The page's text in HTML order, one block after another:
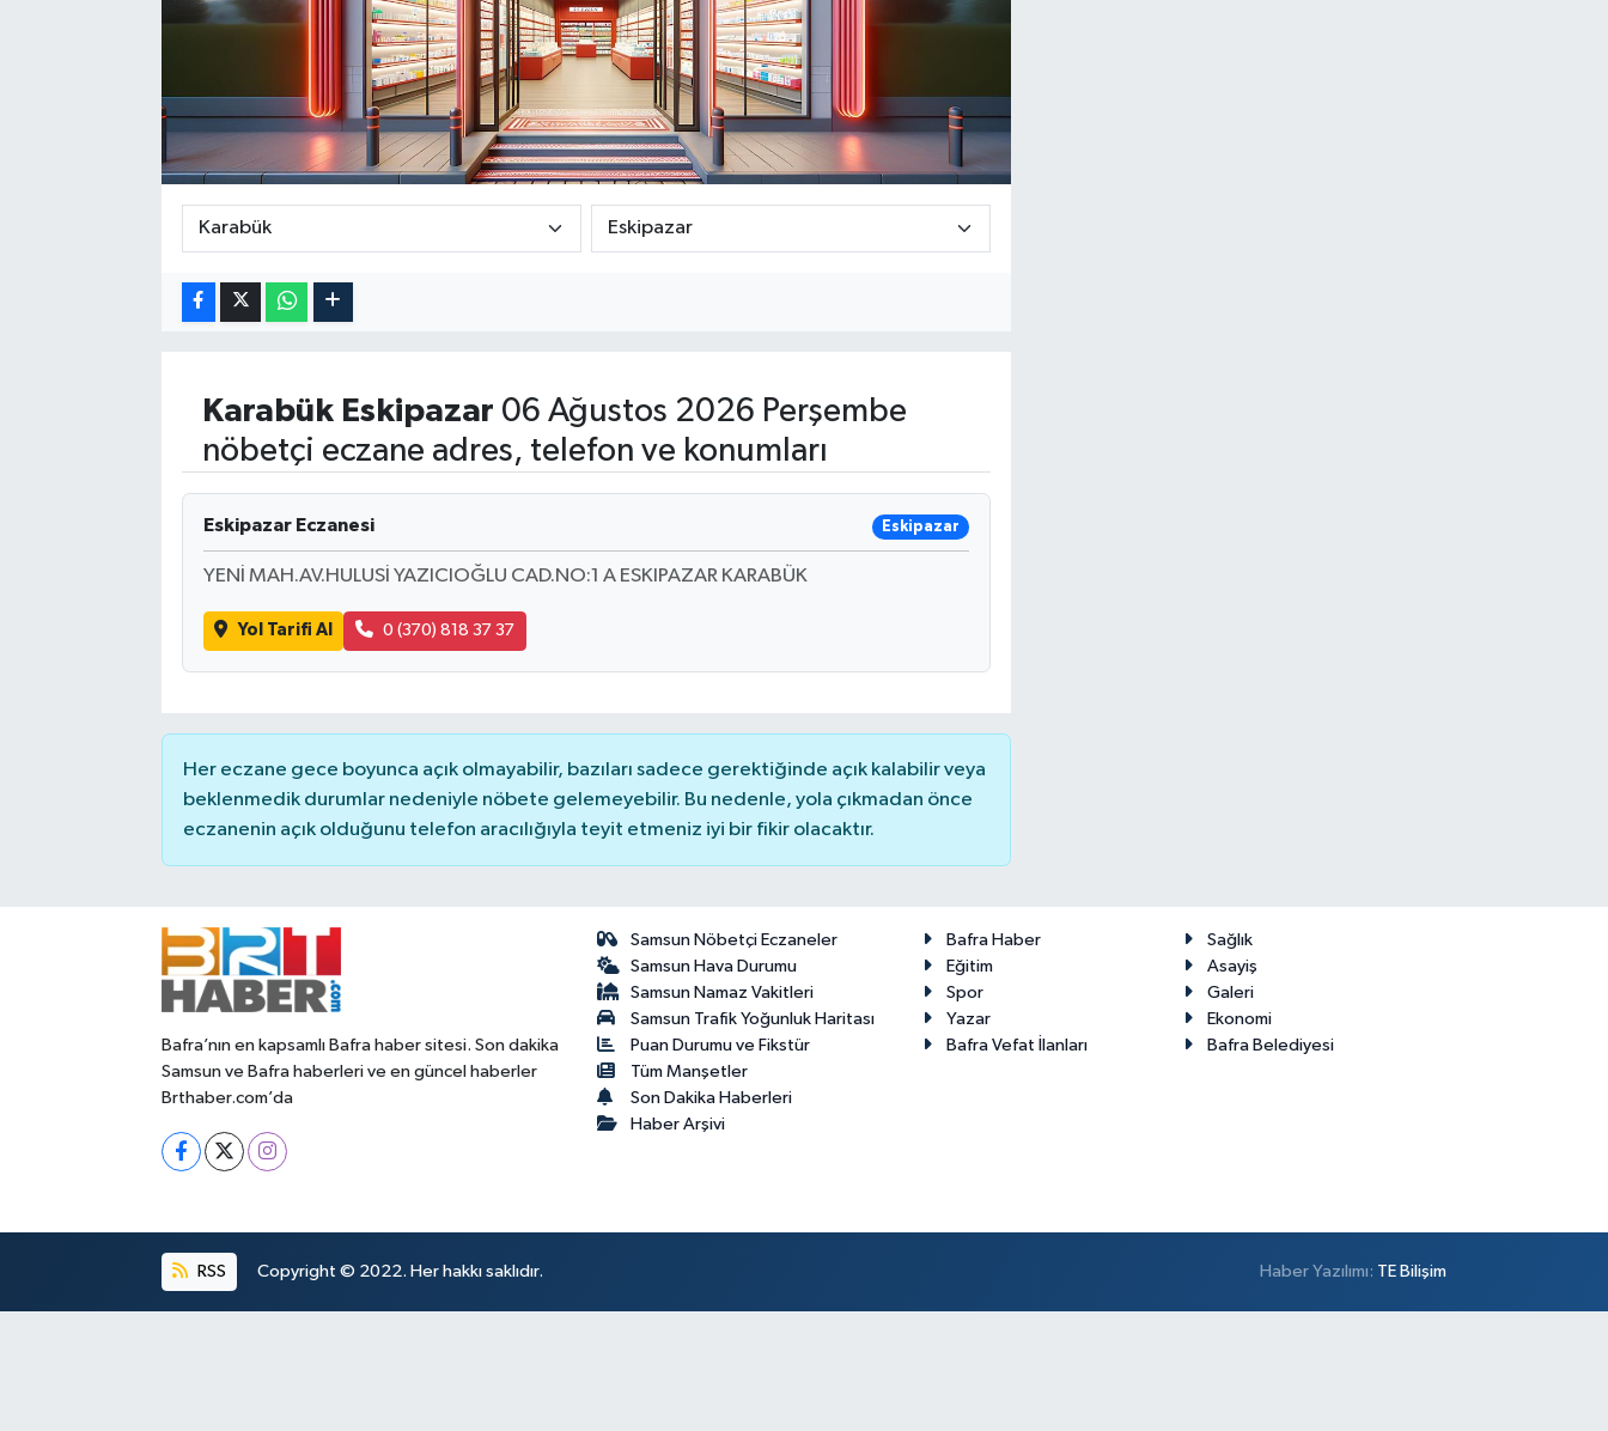
Karabük Eskipazar 06 Ağustos 2026 Perşembe
nöbetçi eczane adres, telefon ve konumları
Eskipazar Eczanesi Eskipazar
YENİ MAH.AV.HULUSİ YAZICIOĞLU CAD.NO:1 A ESKIPAZAR KARABÜK
Yol Tarifi Al 0 (370) 818 37 37
Her eczane gece boyunca açık olmayabilir, bazıları sadece gerektiğinde açık kalabilir veya
beklenmedik durumlar nedeniyle nöbete gelemeyebilir. Bu nedenle, yola çıkmadan önce
eczanenin açık olduğunu telefon aracılığıyla teyit etmeniz iyi bir fikir olacaktır.
Bafra’nın en kapsamlı Bafra haber sitesi. Son dakika
Samsun ve Bafra haberleri ve en güncel haberler
Brthaber.com’da
Samsun Nöbetçi Eczaneler
Samsun Hava Durumu
Samsun Namaz Vakitleri
Samsun Trafik Yoğunluk Haritası
Puan Durumu ve Fikstür
Tüm Manşetler
Son Dakika Haberleri
Haber Arşivi
Bafra Haber
Sağlık
Eğitim
Asayiş
Spor
Galeri
Yazar
Ekonomi
Bafra Vefat İlanları
Bafra Belediyesi
RSS Copyright © 2022. Her hakkı saklıdır. Haber Yazılımı: TE Bilişim